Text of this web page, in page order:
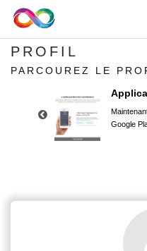
PROFIL
PARCOUREZ LE
Google
Google